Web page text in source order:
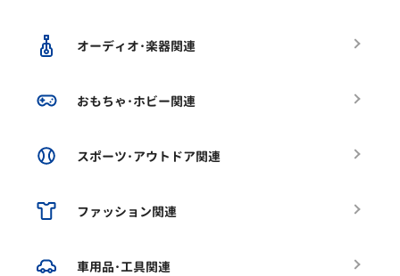
オーディオ･楽器関連
おもちゃ･ホビー関連
スポーツ･アウトドア関連
ファッション関連
車用品･工具関連